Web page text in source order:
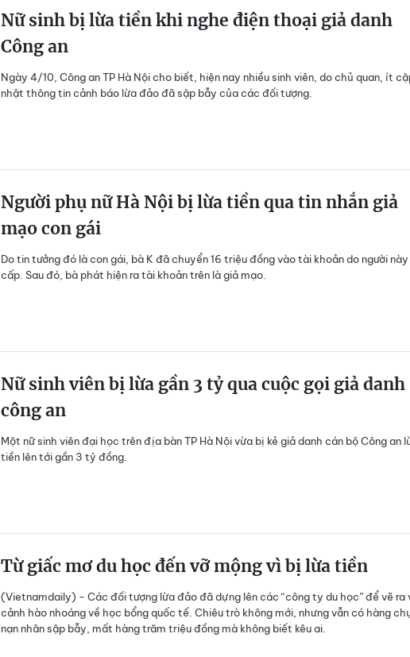
Nữ sinh bị lừa tiền khi nghe điện thoại giả danh
Công an
Ngày 4/10, Công an TP Hà Nội cho biết, hiện nay nhiều sinh viên, do chủ quan, ít
nhật thông tin cảnh báo lừa đảo đã sập bẫy của các đối tượng.
Người phụ nữ Hà Nội bị lừa tiền qua tin nhắn giả
mạo con gái
Do tin tưởng đó là con gái, bà K đã chuyển 16 triệu đồng vào tài khoản do người
cấp. Sau đó, bà phát hiện ra tài khoản trên là giả mạo.
Nữ sinh viên bị lừa gần 3 tỷ qua cuộc gọi giả danh
công an
Một nữ sinh viên đại học trên địa bàn TP Hà Nội vừa bị kẻ giả danh cán bộ Công an
tiền lên tới gần 3 tỷ đồng.
Từ giấc mơ du học đến vỡ mộng vì bị lừa tiền
(Vietnamdaily) - Các đối tượng lừa đảo đã dựng lên các “công ty du học” để vẽ ra
cảnh hào nhoáng về học bổng quốc tế. Chiêu trò không mới, nhưng vẫn có hàng
nạn nhân sập bẫy, mất hàng trăm triệu đồng mà không biết kêu ai.